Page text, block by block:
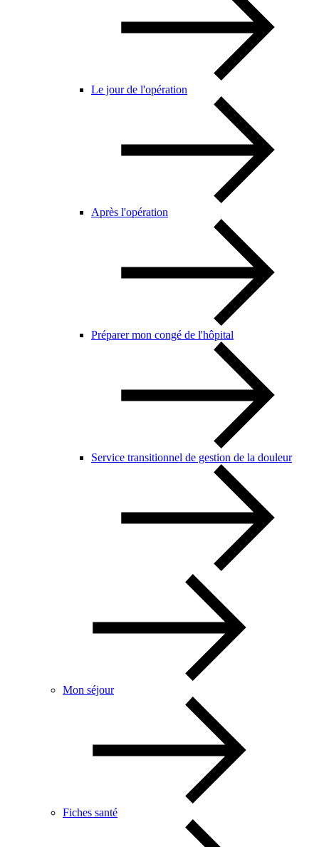
Le jour de l'opération
Après l'opération
Préparer mon congé de l'hôpital
Service transitionnel de gestion de la douleur
Mon séjour
Fiches santé